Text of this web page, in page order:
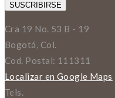
Cra 19 No. 53 B - 19
Bogotá, Col.
Cod. Postal: 111311
Localizar en Google Maps
Tels.